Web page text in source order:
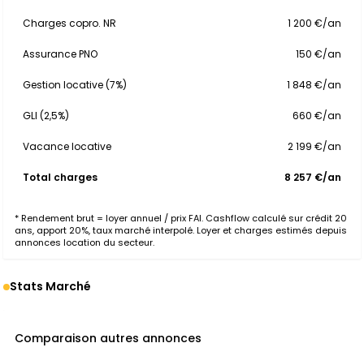
Charges copro. NR 1 200 €/an
Assurance PNO 150 €/an
Gestion locative (7%) 1 848 €/an
GLI (2,5%) 660 €/an
Vacance locative 2 199 €/an
Total charges 8 257 €/an
* Rendement brut = loyer annuel / prix FAI. Cashflow calculé sur crédit 20
ans, apport 20%, taux marché interpolé. Loyer et charges estimés depuis
annonces location du secteur.
Stats Marché
Comparaison autres annonces